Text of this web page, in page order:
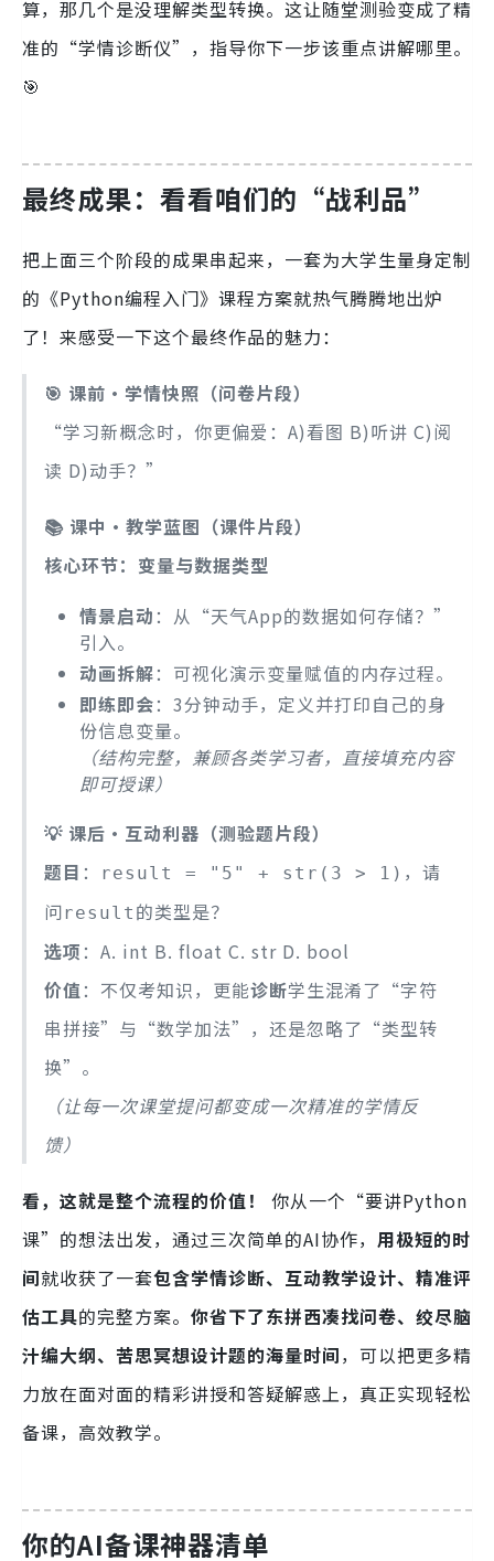
算，那几个是没理解类型转换。这让随堂测验变成了精
准的“学情诊断仪”，指导你下一步该重点讲解哪里。
🎯
最终成果：看看咱们的“战利品”
把上面三个阶段的成果串起来，一套为大学生量身定制
的《Python编程入门》课程方案就热气腾腾地出炉
了！来感受一下这个最终作品的魅力：
🎯 课前·学情快照（问卷片段）
“学习新概念时，你更偏爱：A)看图 B)听讲 C)阅
读 D)动手？”
📚 课中·教学蓝图（课件片段）
核心环节：变量与数据类型
情景启动 ：从“天气App的数据如何存储？”
引入。
动画拆解：可视化演示变量赋值的内存过程。
即练即会：3分钟动手，定义并打印自己的身
份信息变量。
（结构完整，兼顾各类学习者，直接填充内容
即可授课）
💡 课后·互动利器（测验题片段）
题目 ： result = "5" + str(3 > 1) ，请
问result 的类型是？
选项 ：A. int B. float C. str D. bool
价值 ：不仅考知识，更能诊断学生混淆了“字符
串拼接”与“数学加法”，还是忽略了“类型转
换”。
（让每一次课堂提问都变成一次精准的学情反
馈）
看，这就是整个流程的价值！
你从一个“要讲Python
课”的想法出发，通过三次简单的AI协作， 用极短的时
间就收获了一套包含学情诊断、互动教学设计、精准评
估工具的完整方案。 你省下了东拼西凑找问卷、绞尽脑
汁编大纲、苦思冥想设计题的海量时间，可以把更多精
力放在面对面的精彩讲授和答疑解惑上，真正实现轻松
备课，高效教学。
你的AI备课神器清单